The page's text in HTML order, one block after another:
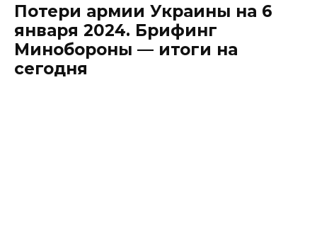
Потери армии Украины на 6
января 2024. Брифинг
Минобороны — итоги на
сегодня